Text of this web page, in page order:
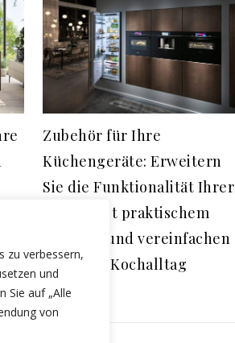
zu verbessern,
und
Sie auf „Alle
von
Zubehör für Ihre
Küchengeräte: Erweitern
Sie die Funktionalität Ihrer
Geräte mit praktischem
Zubehör und vereinfachen
Sie Ihren Kochalltag